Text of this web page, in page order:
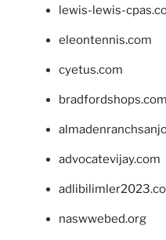
lewis-lewis-
eleontennis.com
cyetus.com
bradfordshops.com
advocatevijay.com
naswwebed.org